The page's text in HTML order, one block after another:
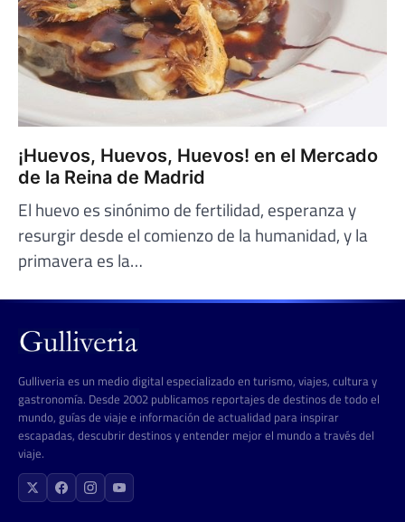
¡Huevos, Huevos, Huevos! en el Mercado
de la Reina de Madrid
El huevo es sinónimo de fertilidad, esperanza y
resurgir desde el comienzo de la humanidad, y la
primavera es la…
Gulliveria es un medio digital especializado en turismo, viajes, cultura y
gastronomía. Desde 2002 publicamos reportajes de destinos de todo el
mundo, guías de viaje e información de actualidad para inspirar
escapadas, descubrir destinos y entender mejor el mundo a través del
viaje.